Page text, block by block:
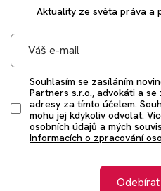
Aktuality ze světa práva a
Souhlasím se zasíláním
Partners s.r.o., advokáti a
adresy za tímto účelem.
mohu jej kdykoliv odvolat.
osobních údajů a mých
Informacích o zpracování